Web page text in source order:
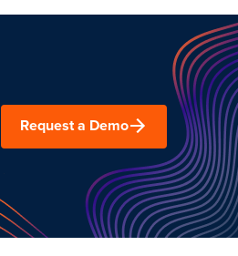
Request a Demo